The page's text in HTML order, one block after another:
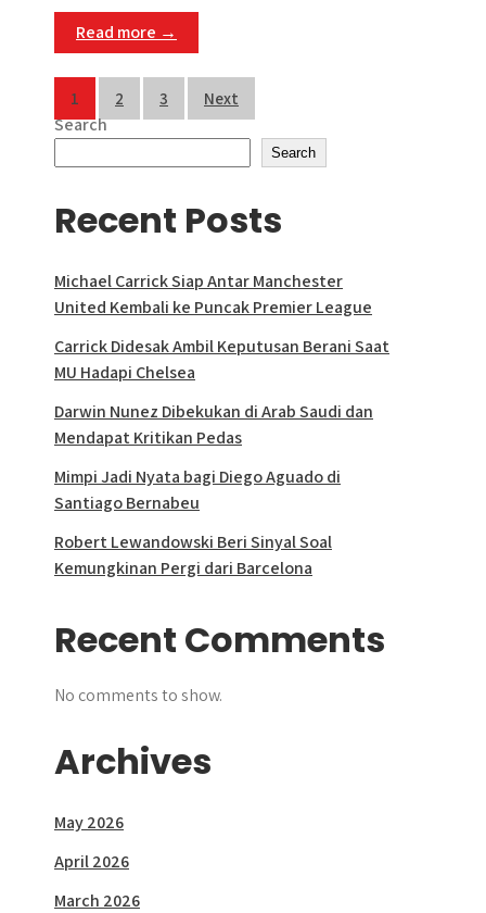
Read more →
Posts
pagination
1 2 3 Next
Search
Search
Recent Posts
Michael Carrick Siap Antar Manchester
United Kembali ke Puncak Premier League
Carrick Didesak Ambil Keputusan Berani Saat
MU Hadapi Chelsea
Darwin Nunez Dibekukan di Arab Saudi dan
Mendapat Kritikan Pedas
Mimpi Jadi Nyata bagi Diego Aguado di
Santiago Bernabeu
Robert Lewandowski Beri Sinyal Soal
Kemungkinan Pergi dari Barcelona
Recent Comments
No comments to show.
Archives
May 2026
April 2026
March 2026